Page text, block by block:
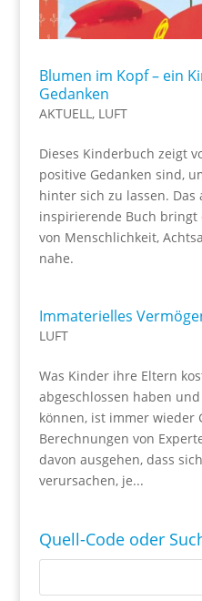
Blumen im Kopf – ein
Gedanken
AKTUELL, LUFT
Dieses Kinderbuch zeigt
positive Gedanken sind,
hinter sich zu lassen. Das
inspirierende Buch
von Menschlichkeit,
nahe.
Immaterielles
LUFT
Was Kinder ihre Eltern
abgeschlossen haben
können, ist immer wieder
Berechnungen von
davon ausgehen, dass
verursachen, je...
Quell-Code oder